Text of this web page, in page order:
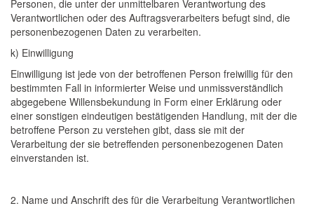
Personen, die unter der unmittelbaren Verantwortung des
Verantwortlichen oder des Auftragsverarbeiters befugt sind, die
personenbezogenen Daten zu verarbeiten.
k) Einwilligung
Einwilligung ist jede von der betroffenen Person freiwillig für den
bestimmten Fall in informierter Weise und unmissverständlich
abgegebene Willensbekundung in Form einer Erklärung oder
einer sonstigen eindeutigen bestätigenden Handlung, mit der die
betroffene Person zu verstehen gibt, dass sie mit der
Verarbeitung der sie betreffenden personenbezogenen Daten
einverstanden ist.
2. Name und Anschrift des für die Verarbeitung Verantwortlichen